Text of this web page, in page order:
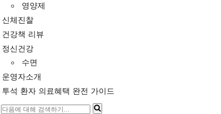
영양제
신체진찰
건강책 리뷰
정신건강
수면
운영자소개
투석 환자 의료혜택 완전 가이드
다